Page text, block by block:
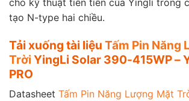
tạo N-type hai chiều.
Tải xuống tài liệu Tấm Pin Năng
Trời YingLi Solar 390-415WP –
PRO
Datasheet Tấm Pin Năng Lượng Mặt